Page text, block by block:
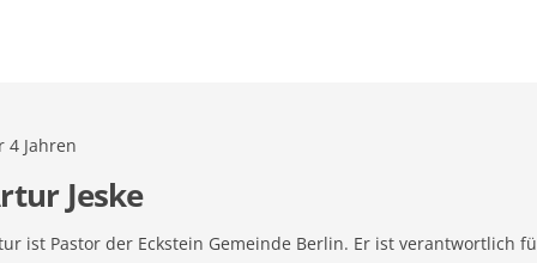
4 Jahren
Jeske
ist Pastor der Eckstein Gemeinde Berlin. Er ist verantwortlich